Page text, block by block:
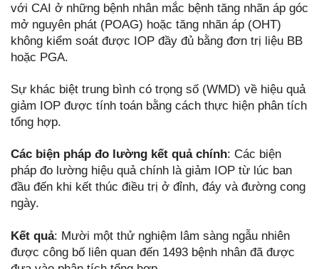
với CAI ở những bệnh nhân mắc bệnh tăng nhãn áp góc
mở nguyên phát (POAG) hoặc tăng nhãn áp (OHT)
không kiểm soát được IOP đầy đủ bằng đơn trị liệu BB
hoặc PGA.
Sự khác biệt trung bình có trọng số (WMD) về hiệu quả
giảm IOP được tính toán bằng cách thực hiện phân tích
tổng hợp.
Các biện pháp đo lường kết quả chính: Các biện
pháp đo lường hiệu quả chính là giảm IOP từ lúc ban
đầu đến khi kết thúc điều trị ở đỉnh, đáy và đường cong
ngày.
Kết quả: Mười một thử nghiệm lâm sàng ngẫu nhiên
được công bố liên quan đến 1493 bệnh nhân đã được